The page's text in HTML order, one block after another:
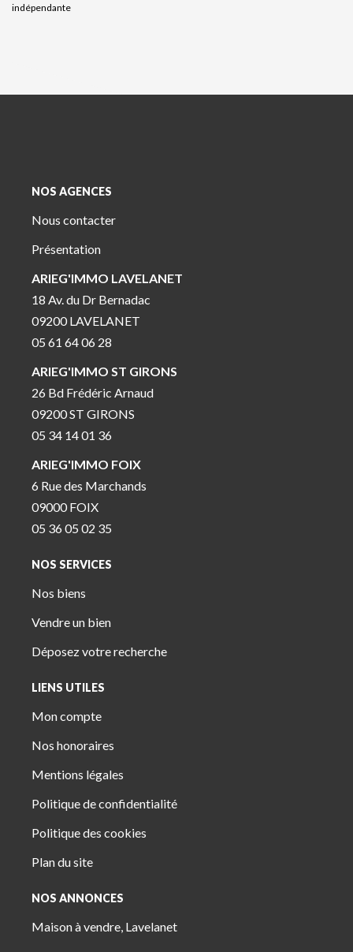
indépendante
NOS AGENCES
Nous contacter
Présentation
ARIEG'IMMO LAVELANET
18 Av. du Dr Bernadac
09200 LAVELANET
05 61 64 06 28
ARIEG'IMMO ST GIRONS
26 Bd Frédéric Arnaud
09200 ST GIRONS
05 34 14 01 36
ARIEG'IMMO FOIX
6 Rue des Marchands
09000 FOIX
05 36 05 02 35
NOS SERVICES
Nos biens
Vendre un bien
Déposez votre recherche
LIENS UTILES
Mon compte
Nos honoraires
Mentions légales
Politique de confidentialité
Politique des cookies
Plan du site
NOS ANNONCES
Maison à vendre, Lavelanet